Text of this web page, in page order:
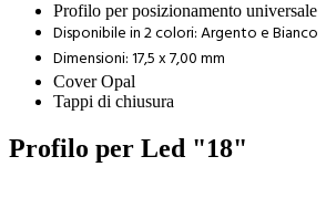
Profilo per posizionamento universale
Disponibile in 2 colori: Argento e Bianco
Dimensioni: 17,5 x 7,00 mm
Cover Opal
Tappi di chiusura
Profilo per Led "18"